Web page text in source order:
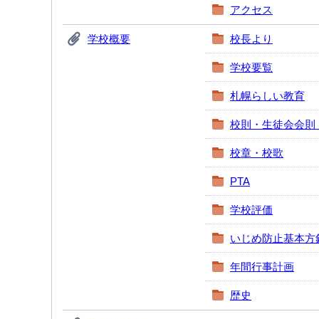
アクセス
学校概要 校長より
学校要覧
札幌らしい教育
校則・生徒会会則
校章・校歌
PTA
学校評価
いじめ防止基本方
年間行事計画
歴史